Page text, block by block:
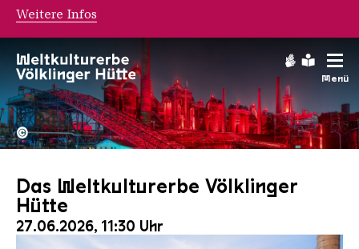
Menü
Hochofengruppe in Rot
Copyright:
©
Das Weltkulturerbe Völklinger
Hütte
27.06.2026, 11:30 Uhr
Weitere Infos